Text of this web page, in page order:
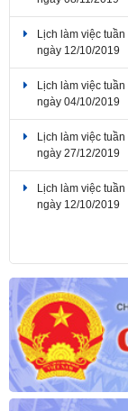
Lịch làm việc
Lịch làm việc
Lịch làm việc
Lịch làm việc
Lịch làm việc